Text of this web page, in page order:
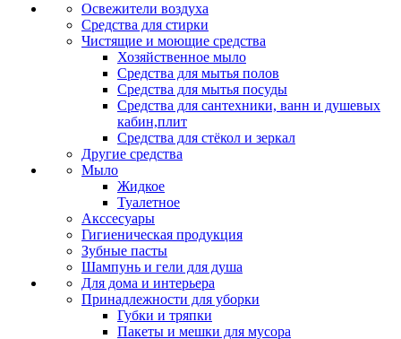
Освежители воздуха
Средства для стирки
Чистящие и моющие средства
Хозяйственное мыло
Средства для мытья полов
Средства для мытья посуды
Средства для сантехники, ванн и душевых
кабин,плит
Средства для стёкол и зеркал
Другие средства
Мыло
Жидкое
Туалетное
Акссесуары
Гигиеническая продукция
Зубные пасты
Шампунь и гели для душа
Для дома и интерьера
Принадлежности для уборки
Губки и тряпки
Пакеты и мешки для мусора